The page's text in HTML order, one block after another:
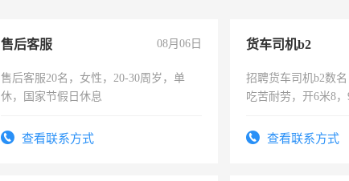
售后客服 08月06日
售后客服20名，女性，20-30周岁，单
休，国家节假日休息
查看联系方式
货车司机b2
招聘货车司机b2数名
吃苦耐劳，开6米8
查看联系方式